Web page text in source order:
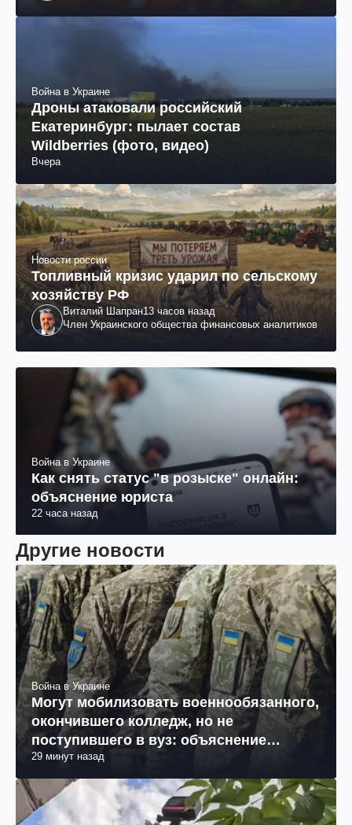
Война в Украине
Дроны атаковали российский
Екатеринбург: пылает состав
Wildberries (фото, видео)
Вчера
Новости россии
Топливный кризис ударил по сельскому
хозяйству РФ
Виталий Шапран13 часов назад
Член Украинского общества финансовых аналитиков
Война в Украине
Как снять статус "в розыске" онлайн:
объяснение юриста
22 часа назад
Другие новости
Война в Украине
Могут мобилизовать военнообязанного,
окончившего колледж, но не
поступившего в вуз: объяснение
юриста
29 минут назад